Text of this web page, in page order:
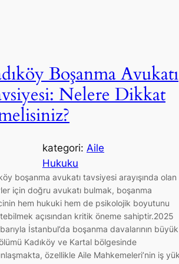
Boşanma Avukatı
Nelere Dikkat
kategori: Aile
Hukuku
boşanma avukatı tavsiyesi arayışında olan
için doğru avukatı bulmak, boşanma
hem hukuki hem de psikolojik boyutunu
açısından kritik öneme sahiptir.2025
İstanbul’da boşanma davalarının büyük
Kadıköy ve Kartal bölgesinde
özellikle Aile Mahkemeleri’nin iş